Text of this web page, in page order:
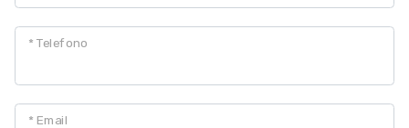
* Telefono
* Email